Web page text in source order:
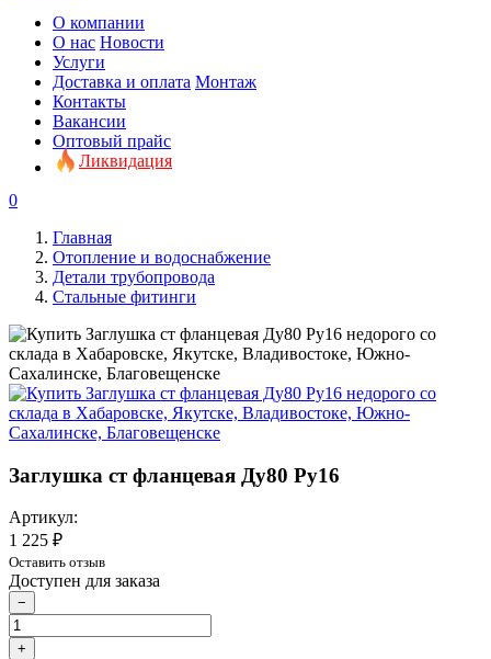
О компании
О нас Новости
Услуги
Доставка и оплата Монтаж
Контакты
Вакансии
Оптовый прайс
Ликвидация
0
Главная
Отопление и водоснабжение
Детали трубопровода
Стальные фитинги
Заглушка ст фланцевая Ду80 Ру16
Артикул:
1 225 ₽
Оставить отзыв
Доступен для заказа
−
+